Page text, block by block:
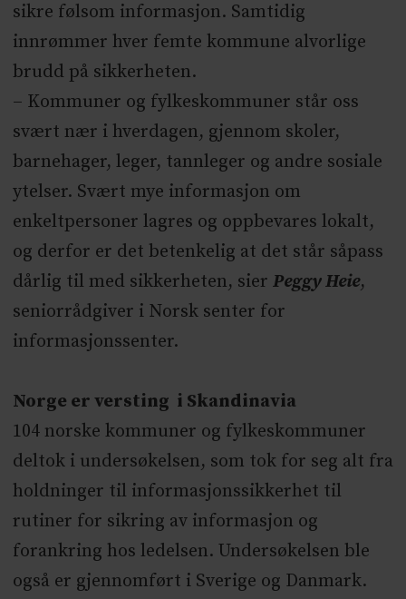
sikre følsom informasjon. Samtidig
innrømmer hver femte kommune alvorlige
brudd på sikkerheten.
– Kommuner og fylkeskommuner står oss
svært nær i hverdagen, gjennom skoler,
barnehager, leger, tannleger og andre sosiale
ytelser. Svært mye informasjon om
enkeltpersoner lagres og oppbevares lokalt,
og derfor er det betenkelig at det står såpass
dårlig til med sikkerheten, sier Peggy Heie,
seniorrådgiver i Norsk senter for
informasjonssenter.
Norge er versting i Skandinavia
104 norske kommuner og fylkeskommuner
deltok i undersøkelsen, som tok for seg alt fra
holdninger til informasjonssikkerhet til
rutiner for sikring av informasjon og
forankring hos ledelsen. Undersøkelsen ble
også er gjennomført i Sverige og Danmark.